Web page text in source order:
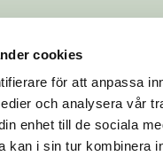
cookies
för att anpassa
och analysera vår
enhet till de sociala
kan i sin tur kombinera